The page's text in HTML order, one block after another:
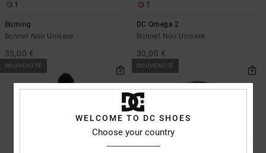
1
Burning
Bonnet Noir Unisexe
35,00 €
1
DC Omega 2
Bonnet Noir Unisexe
30,00 €
NOUVEAUTÉ NOUVEAUTÉ
WELCOME TO DC SHOES
Choose your country